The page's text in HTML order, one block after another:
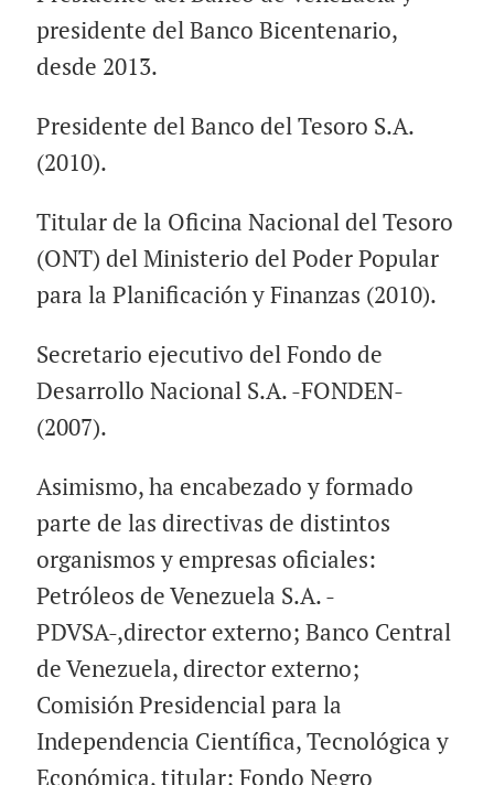
presidente del Banco Bicentenario,
desde 2013.
Presidente del Banco del Tesoro S.A.
(2010).
Titular de la Oficina Nacional del Tesoro
(ONT) del Ministerio del Poder Popular
para la Planificación y Finanzas (2010).
Secretario ejecutivo del Fondo de
Desarrollo Nacional S.A. -FONDEN-
(2007).
Asimismo, ha encabezado y formado
parte de las directivas de distintos
organismos y empresas oficiales:
Petróleos de Venezuela S.A. -
PDVSA-,director externo; Banco Central
de Venezuela, director externo;
Comisión Presidencial para la
Independencia Científica, Tecnológica y
Económica, titular; Fondo Negro